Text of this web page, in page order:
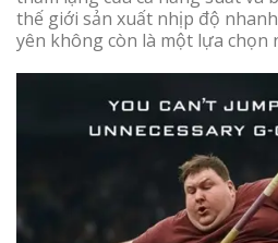
thế giới sản xuất nhịp độ
yên không còn là một lựa chọn